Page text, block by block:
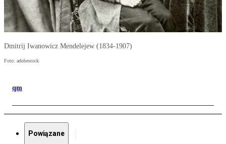
Dmitrij Iwanowicz Mendelejew (1834-1907)
Foto: adobestock
qm
Powiązane